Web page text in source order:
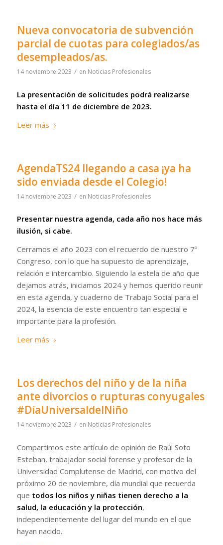
Nueva convocatoria de subvención
parcial de cuotas para colegiados/as
desempleados/as.
14 noviembre 2023 / en Noticias Profesionales
La presentación de solicitudes podrá realizarse
hasta el día 11 de diciembre de 2023.
Leer más
AgendaTS24 llegando a casa ¡ya ha
sido enviada desde el Colegio!
14 noviembre 2023 / en Noticias Profesionales
Presentar nuestra agenda, cada año nos hace más
ilusión, si cabe.
Cerramos el año 2023 con el recuerdo de nuestro 7º
Congreso, con lo que ha supuesto de aprendizaje,
relación e intercambio. Siguiendo la estela de año que
dejamos atrás, iniciamos 2024 y hemos querido reunir
en esta agenda, y cuaderno de Trabajo Social para el
2024, la esencia de este encuentro tan especial e
importante para la profesión.
Leer más
Los derechos del niño y de la niña
ante divorcios o rupturas conyugales
#DíaUniversaldelNiño
14 noviembre 2023 / en Noticias Profesionales
Compartimos este artículo de opinión de Raúl Soto
Esteban, trabajador social forense y profesor de la
Universidad Complutense de Madrid, con motivo del
próximo 20 de noviembre, día mundial que recuerda
que todos los niños y niñas tienen derecho a la
salud, la educación y la protección,
independientemente del lugar del mundo en el que
hayan nacido.